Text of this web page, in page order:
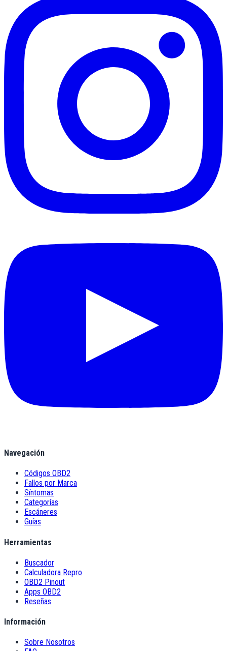
Navegación
Códigos OBD2
Fallos por Marca
Síntomas
Categorías
Escáneres
Guías
Herramientas
Buscador
Calculadora Repro
OBD2 Pinout
Apps OBD2
Reseñas
Información
Sobre Nosotros